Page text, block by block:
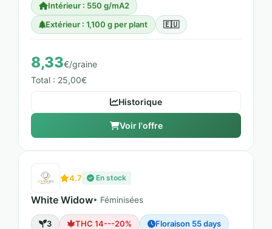
Intérieur : 550 g/mA2
Extérieur : 1,100 g per plant
🇪🇺
8,33€/graine
Total : 25,00€
Historique
Voir l'offre
4.7 En stock
White Widow• Féminisées
3 THC 14---20%
Floraison 55 days